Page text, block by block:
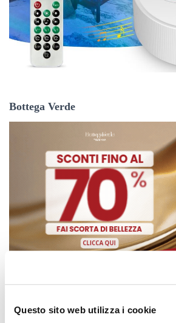
Questo sito web utilizza i cookie
Bottega Verde